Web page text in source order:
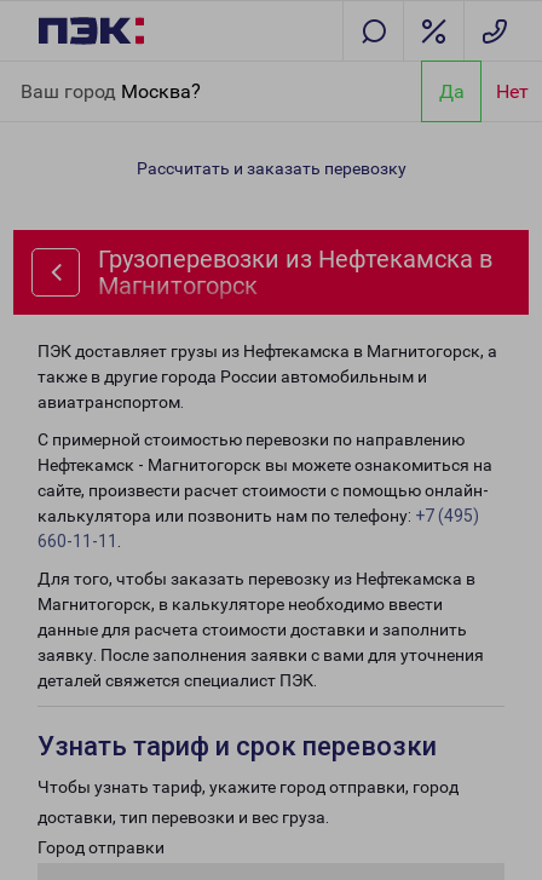
Ваш город Москва? Да Нет
Магнитогорск
Рассчитать и заказать перевозку
Грузоперевозки из Нефтекамска в
Магнитогорск
ПЭК доставляет грузы из Нефтекамска в Магнитогорск, а
также в другие города России автомобильным и
авиатранспортом.
С примерной стоимостью перевозки по направлению
Нефтекамск - Магнитогорск вы можете ознакомиться на
сайте, произвести расчет стоимости с помощью онлайн-
калькулятора или позвонить нам по телефону: +7 (495)
660-11-11
Для того, чтобы заказать перевозку из Нефтекамска в
Магнитогорск, в калькуляторе необходимо ввести
данные для расчета стоимости доставки и заполнить
заявку. После заполнения заявки с вами для уточнения
деталей свяжется специалист ПЭК.
Узнать тариф и срок перевозки
Чтобы узнать тариф, укажите город отправки, город
доставки, тип перевозки и вес груза.
Город отправки